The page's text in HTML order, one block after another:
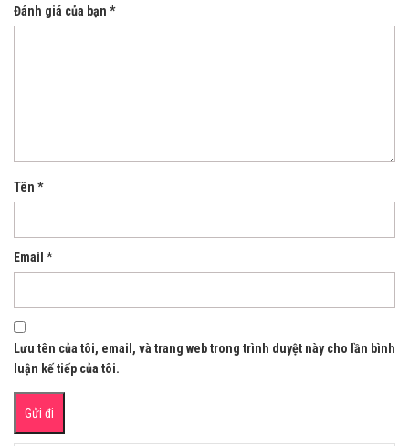
Đánh giá của bạn *
Tên *
Email *
Lưu tên của tôi, email, và trang web trong trình duyệt này cho lần bình
luận kế tiếp của tôi.